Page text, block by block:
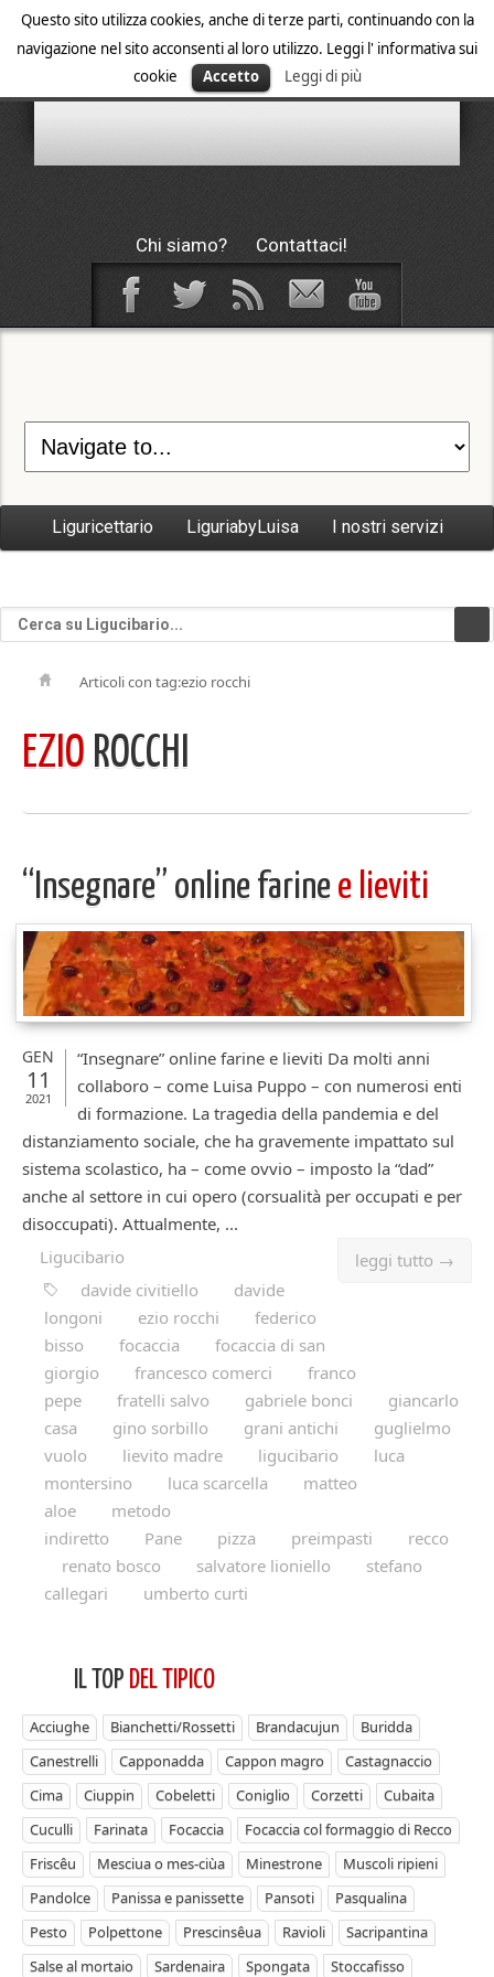
Questo sito utilizza cookies, anche di terze parti, continuando con la
navigazione nel sito acconsenti al loro utilizzo. Leggi l' informativa sui
cookie
Accetto Leggi di più
Chi siamo? Contattaci!
Liguricettario LiguriabyLuisa I nostri servizi
Articoli con tag:ezio rocchi
EZIO ROCCHI
“Insegnare” online farine e lieviti
GEN
11
2021
“Insegnare” online farine e lieviti Da molti anni
collaboro – come Luisa Puppo – con numerosi enti
di formazione. La tragedia della pandemia e del
distanziamento sociale, che ha gravemente impattato sul
sistema scolastico, ha – come ovvio – imposto la “dad”
anche al settore in cui opero (corsualità per occupati e per
disoccupati). Attualmente, ...
leggi tutto →
Ligucibario
davide civitiello
davide
longoni
ezio rocchi
federico
bisso
focaccia
focaccia di san
giorgio
francesco comerci
franco
pepe
fratelli salvo gabriele bonci
giancarlo
casa
gino sorbillo grani antichi
guglielmo
vuolo
lievito madre ligucibario
luca
montersino
luca scarcella
matteo
aloe
metodo
indiretto
Pane pizza preimpasti
recco
renato bosco
salvatore lioniello
stefano
callegari
umberto curti
IL TOP DEL TIPICO
Acciughe Bianchetti/Rossetti Brandacujun
Buridda
Canestrelli
Capponadda Cappon magro
Castagnaccio
Cima
Ciuppin Cobeletti Coniglio Corzetti
Cubaita
Cuculli
Farinata Focaccia
Focaccia col formaggio di Recco
Friscêu
Mesciua o mes-ciùa Minestrone
Muscoli ripieni
Pandolce
Panissa e panissette Pansoti
Pasqualina
Pesto
Polpettone Prescinsêua Ravioli
Sacripantina
Salse al mortaio
Sardenaira Spongata Stoccafisso